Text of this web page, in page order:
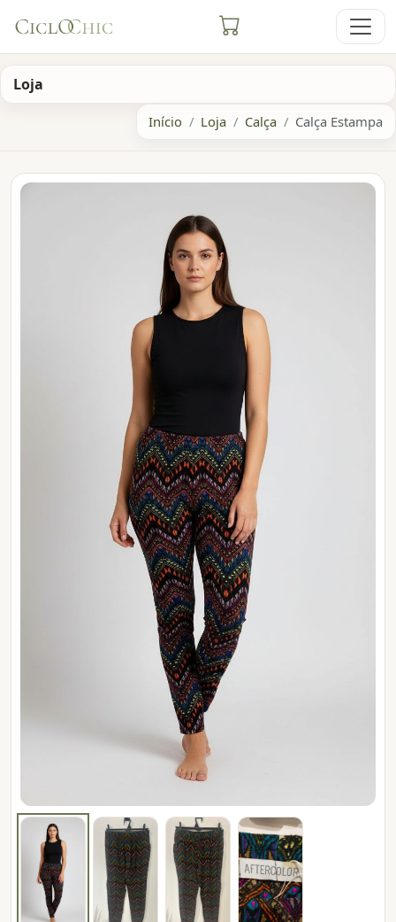
Loja
Início Loja Calça Calça Estampa